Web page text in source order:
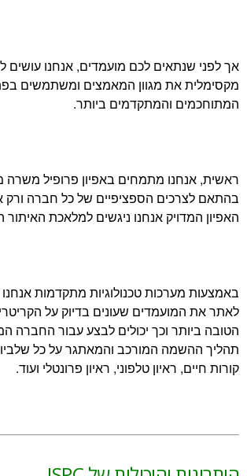
לכם מועמדים, אנחנו עושים לשם התאמה
מגוון המאמצים ומשתמשים בפתרונות
והמתקדמים ביותר.
מתמחים באפיון פרופיל משרה מדויק
הספציפיים של כל חברה ורק אחרי שלב
אנחנו ניגשים למלאכת האיתור הקפדני.
טכנולוגיות מתקדמות אנחנו יכולים
שעונים בדיוק על הקריטריונים בדרך
וכך יכולים לבצע עבור החברה המאתרת את
המורכב והמאתגר על כל שלביו כולל מיון
טלפוני, ראיון פרונטלי ועוד.